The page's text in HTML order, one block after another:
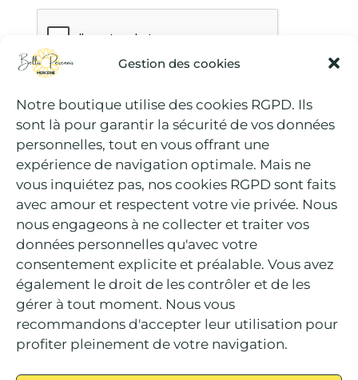
Gestion des cookies
Notre boutique utilise des cookies RGPD. Ils
sont là pour garantir la sécurité de vos données
personnelles, tout en vous offrant une
expérience de navigation optimale. Mais ne
vous inquiétez pas, nos cookies RGPD sont faits
avec amour et respectent votre vie privée. Nous
nous engageons à ne collecter et traiter vos
données personnelles qu'avec votre
consentement explicite et préalable. Vous avez
également le droit de les contrôler et de les
gérer à tout moment. Nous vous
recommandons d'accepter leur utilisation pour
profiter pleinement de votre navigation.
ENVOYER